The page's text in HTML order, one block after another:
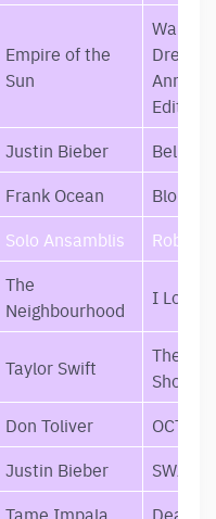
Empire of the
Sun
Dream
Edition)
Justin Bieber
Believe
Frank Ocean
Blonde
Solo Ansamblis Roboxai
The
Neighbourhood
I Love
Taylor Swift
The
Don Toliver
OCTANE
Justin Bieber
SWAG
Tame Impala